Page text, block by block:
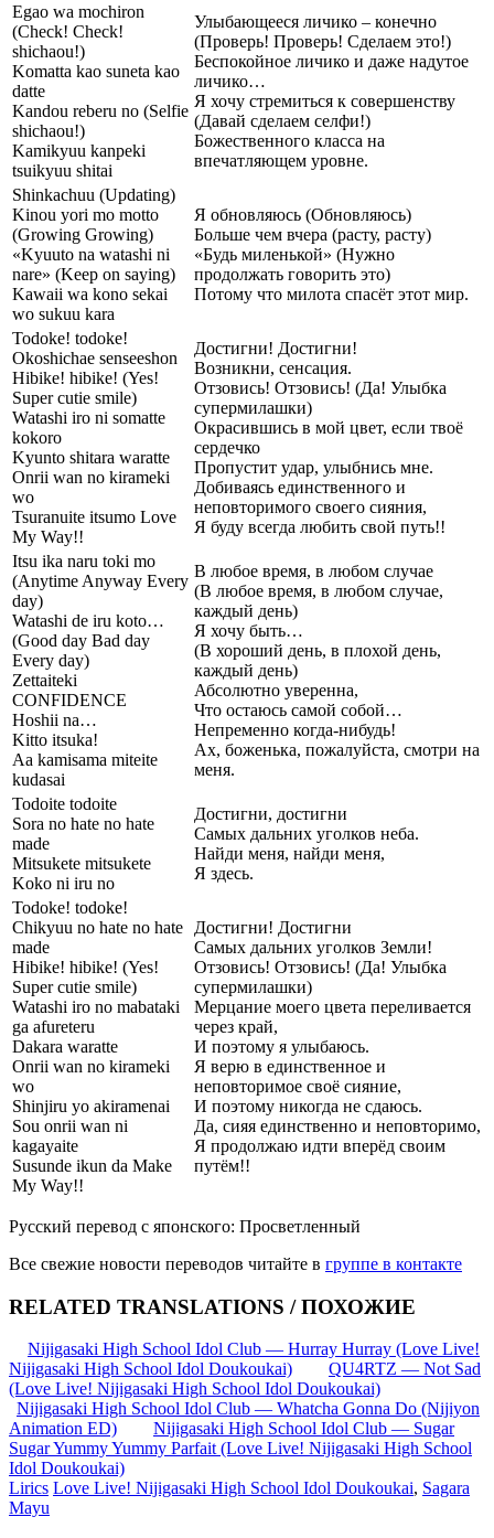
Egao wa mochiron
(Check! Check!
shichaou!)
Komatta kao suneta kao
datte
Kandou reberu no (Selfie
shichaou!)
Kamikyuu kanpeki
tsuikyuu shitai
Улыбающееся личико – конечно
(Проверь! Проверь! Сделаем это!)
Беспокойное личико и даже надутое
личико…
Я хочу стремиться к совершенству
(Давай сделаем селфи!)
Божественного класса на
впечатляющем уровне.
Shinkachuu (Updating)
Kinou yori mo motto
(Growing Growing)
«Kyuuto na watashi ni
nare» (Keep on saying)
Kawaii wa kono sekai
wo sukuu kara
Я обновляюсь (Обновляюсь)
Больше чем вчера (расту, расту)
«Будь миленькой» (Нужно
продолжать говорить это)
Потому что милота спасёт этот мир.
Todoke! todoke!
Okoshichae senseeshon
Hibike! hibike! (Yes!
Super cutie smile)
Watashi iro ni somatte
kokoro
Kyunto shitara waratte
Onrii wan no kirameki
wo
Tsuranuite itsumo Love
My Way!!
Достигни! Достигни!
Возникни, сенсация.
Отзовись! Отзовись! (Да! Улыбка
супермилашки)
Окрасившись в мой цвет, если твоё
сердечко
Пропустит удар, улыбнись мне.
Добиваясь единственного и
неповторимого своего сияния,
Я буду всегда любить свой путь!!
Itsu ika naru toki mo
(Anytime Anyway Every
day)
Watashi de iru koto…
(Good day Bad day
Every day)
Zettaiteki
CONFIDENCE
Hoshii na…
Kitto itsuka!
Aa kamisama miteite
kudasai
В любое время, в любом случае
(В любое время, в любом случае,
каждый день)
Я хочу быть…
(В хороший день, в плохой день,
каждый день)
Абсолютно уверенна,
Что остаюсь самой собой…
Непременно когда-нибудь!
Ах, боженька, пожалуйста, смотри на
меня.
Todoite todoite
Sora no hate no hate
made
Mitsukete mitsukete
Koko ni iru no
Достигни, достигни
Самых дальних уголков неба.
Найди меня, найди меня,
Я здесь.
Todoke! todoke!
Chikyuu no hate no hate
made
Hibike! hibike! (Yes!
Super cutie smile)
Watashi iro no mabataki
ga afureteru
Dakara waratte
Onrii wan no kirameki
wo
Shinjiru yo akiramenai
Sou onrii wan ni
kagayaite
Susunde ikun da Make
My Way!!
Достигни! Достигни
Самых дальних уголков Земли!
Отзовись! Отзовись! (Да! Улыбка
супермилашки)
Мерцание моего цвета переливается
через край,
И поэтому я улыбаюсь.
Я верю в единственное и
неповторимое своё сияние,
И поэтому никогда не сдаюсь.
Да, сияя единственно и неповторимо,
Я продолжаю идти вперёд своим
путём!!
Русский перевод с японского: Просветленный
Все свежие новости переводов читайте в группе в контакте
RELATED TRANSLATIONS / ПОХОЖИЕ
Nijigasaki High School Idol Club — Hurray Hurray (Love Live!
Nijigasaki High School Idol Doukoukai)
QU4RTZ — Not Sad
(Love Live! Nijigasaki High School Idol Doukoukai)
Nijigasaki High School Idol Club — Whatcha Gonna Do (Nijiyon
Animation ED)
Nijigasaki High School Idol Club — Sugar
Sugar Yummy Yummy Parfait (Love Live! Nijigasaki High School
Idol Doukoukai)
Lirics Love Live! Nijigasaki High School Idol Doukoukai, Sagara
Mayu